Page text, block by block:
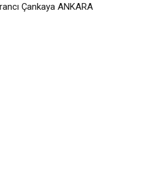
Çankaya ANKARA